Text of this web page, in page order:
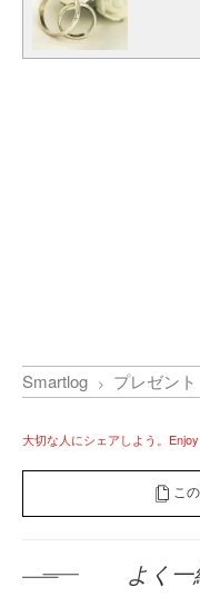
Smartlog プレゼント
大切な人にシェアしよう。Enjoy
こ
よく